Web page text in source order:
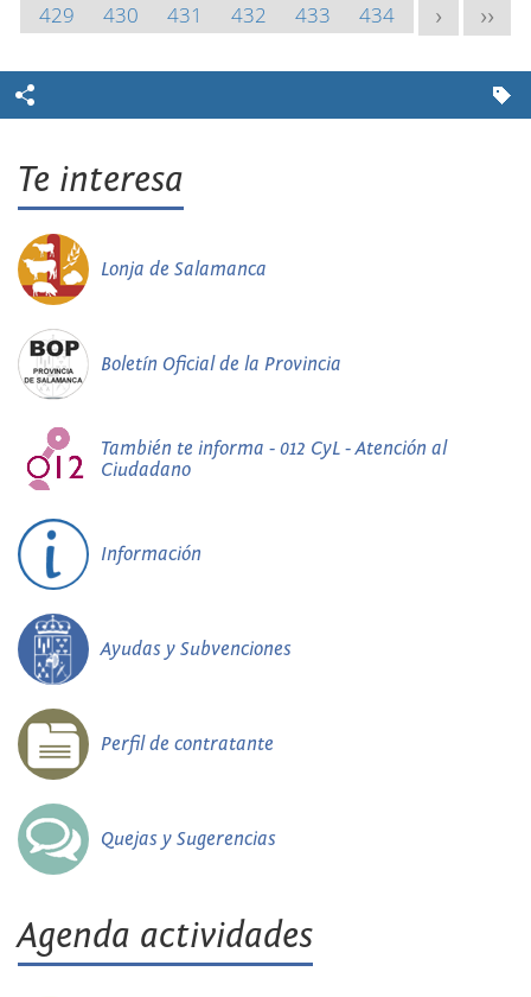
429
430 431 432 433 434 > >>
Te interesa
Lonja de Salamanca
Boletín Oficial de la Provincia
También te informa - 012 CyL - Atención al
Ciudadano
Información
Ayudas y Subvenciones
Perfil de contratante
Quejas y Sugerencias
Agenda actividades